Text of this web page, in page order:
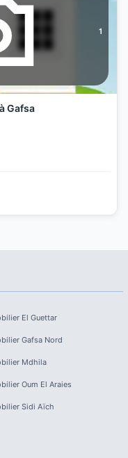
1
Gafsa
El Guettar
Gafsa Nord
Mdhila
Oum El Araies
Sidi Aïch